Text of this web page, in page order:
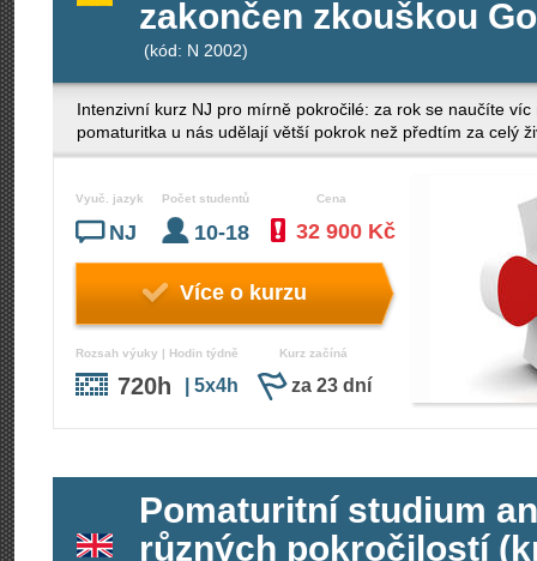
zakončen zkouškou
(kód: N 2002)
Intenzivní kurz NJ pro mírně pokročilé: za rok se naučíte
pomaturitka u nás udělají větší pokrok než předtím za celý
Vyuč. jazyk
NJ
Počet studentů
10-18
Cena
32 900 Kč
Více o kurzu
Rozsah výuky | Hodin týdně
720h | 5x4h
Kurz začíná
za 23 dní
Pomaturitní studium
různých pokročilostí